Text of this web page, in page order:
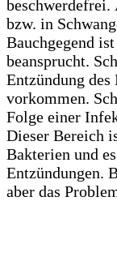
beschwerdefrei.
bzw. in
Bauchgegend
beansprucht.
Entzündung des
vorkommen.
Folge einer
Dieser Bereich
Bakterien und
Entzündungen.
aber das